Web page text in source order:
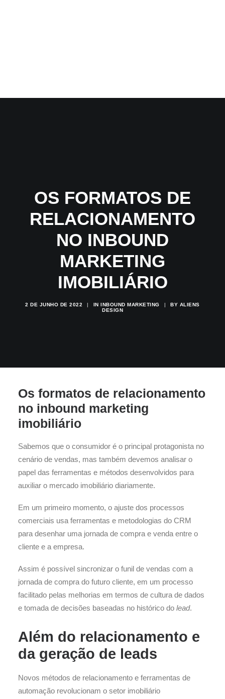
OS FORMATOS DE
RELACIONAMENTO
NO INBOUND
MARKETING
IMOBILIÁRIO
2 DE JUNHO DE 2022 | ININBOUND MARKETING | BY ALIENS
DESIGN
Os formatos de relacionamento
no inbound marketing
imobiliário
Sabemos que o consumidor é o principal protagonista no
cenário de vendas, mas também devemos analisar o
papel das ferramentas e métodos desenvolvidos para
auxiliar o mercado imobiliário diariamente.
Em um primeiro momento, o ajuste dos processos
comerciais usa ferramentas e metodologias do CRM
para desenhar uma jornada de compra e venda entre o
cliente e a empresa.
Assim é possível sincronizar o funil de vendas com a
jornada de compra do futuro cliente, em um processo
facilitado pelas melhorias em termos de cultura de dados
e tomada de decisões baseadas no histórico do lead.
Além do relacionamento e
da geração de leads
Novos métodos de relacionamento e ferramentas de
automação revolucionam o setor imobiliário